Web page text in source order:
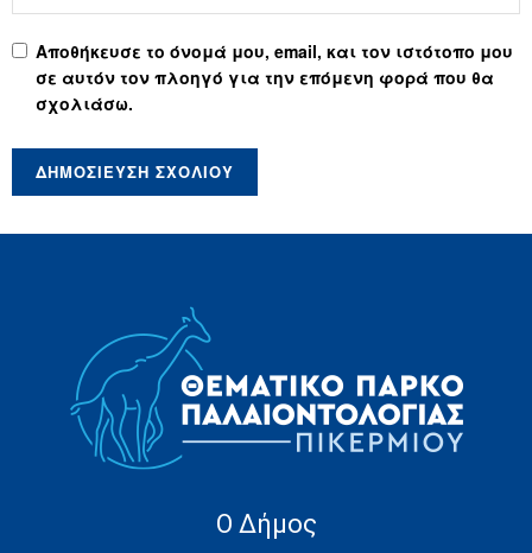
Αποθήκευσε το όνομά μου, email, και τον ιστότοπο μου
σε αυτόν τον πλοηγό για την επόμενη φορά που θα
σχολιάσω.
Ο Δήμος